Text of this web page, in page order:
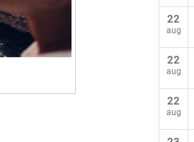
22
aug
22
aug
22
aug